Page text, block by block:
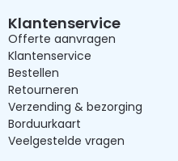
Klantenservice
Offerte aanvragen
Klantenservice
Bestellen
Retourneren
Verzending & bezorging
Borduurkaart
Veelgestelde vragen